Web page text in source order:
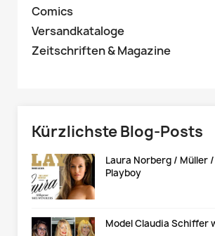
Comics
Versandkataloge
Zeitschriften & Magazine
Kürzlichste Blog-Posts
Laura Norberg / Müller
Playboy
Model Claudia Schiffer